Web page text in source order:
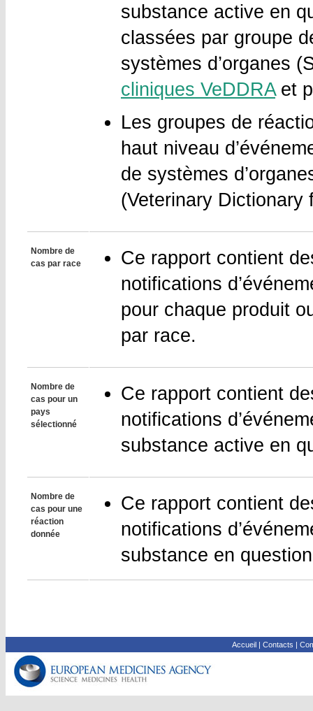
substance active en
classées par groupe
systèmes d’organes
cliniques VeDDRAet
Les groupes de
haut niveau
de systèmes
(Veterinary Dictionary
Nombre de
cas par race
Ce rapport contient
notifications
pour chaque produit
par race.
Nombre de
cas pour un
pays
sélectionné
Ce rapport contient
notifications
substance active en
Nombre de
cas pour une
réaction
donnée
Ce rapport contient
notifications
substance en
Accueil Contacts